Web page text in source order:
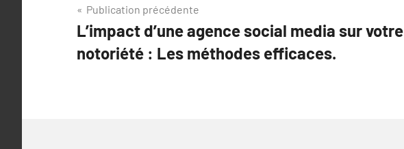
Navigation
de
l’article
Publication précédente
L’impact d’une agence social media sur votre
notoriété : Les méthodes efficaces.